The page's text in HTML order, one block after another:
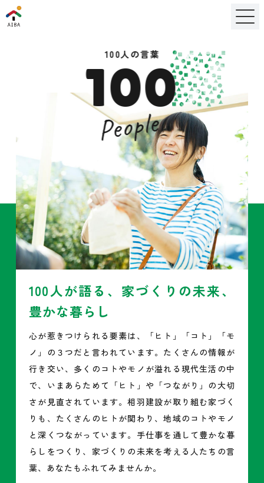
100人の言葉
100
People
100人が語る、家づくりの未来、
豊かな暮らし
心が惹きつけられる要素は、「ヒト」「コト」「モ
ノ」の３つだと言われています。たくさんの情報が
行き交い、多くのコトやモノが溢れる現代生活の中
で、いまあらためて「ヒト」や「つながり」の大切
さが見直されています。相羽建設が取り組む家づく
りも、たくさんのヒトが関わり、地域のコトやモノ
と深くつながっています。手仕事を通して豊かな暮
らしをつくり、家づくりの未来を考える人たちの言
葉、あなたもふれてみませんか。